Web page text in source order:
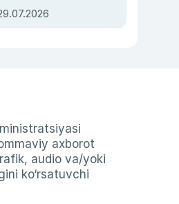
— Ukraina
axborot
audio va/yoki
ko‘rsatuvchi